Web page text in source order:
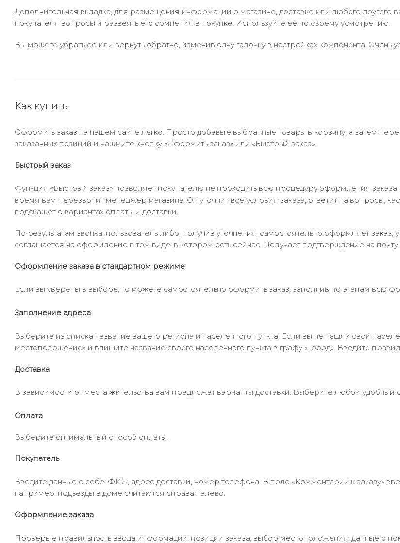
Дополнительная вкладка, для размещения информации о магазине, доставке или любого другого
покупателя вопросы и развеять его сомнения в покупке. Используйте её по своему усмотрению.
Вы можете убрать её или вернуть обратно, изменив одну галочку в настройках компонента. Очень
Как купить
Оформить заказ на нашем сайте легко. Просто добавьте выбранные товары в корзину, а затем
заказанных позиций и нажмите кнопку «Оформить заказ» или «Быстрый заказ».
Быстрый заказ
Функция «Быстрый заказ» позволяет покупателю не проходить всю процедуру оформления
время вам перезвонит менеджер магазина. Он уточнит все условия заказа, ответит на вопросы,
подскажет о вариантах оплаты и доставки.
По результатам звонка, пользователь либо, получив уточнения, самостоятельно оформляет
соглашается на оформление в том виде, в котором есть сейчас. Получает подтверждение на
Оформление заказа в стандартном режиме
Если вы уверены в выборе, то можете самостоятельно оформить заказ, заполнив по этапам всю
Заполнение адреса
Выберите из списка название вашего региона и населённого пункта. Если вы не нашли свой
местоположение» и впишите название своего населённого пункта в графу «Город». Введите
Доставка
В зависимости от места жительства вам предложат варианты доставки. Выберите любой удобный
Оплата
Выберите оптимальный способ оплаты.
Покупатель
Введите данные о себе: ФИО, адрес доставки, номер телефона. В поле «Комментарии к заказу»
например: подъезды в доме считаются справа налево.
Оформление заказа
Проверьте правильность ввода информации: позиции заказа, выбор местоположения, данные о